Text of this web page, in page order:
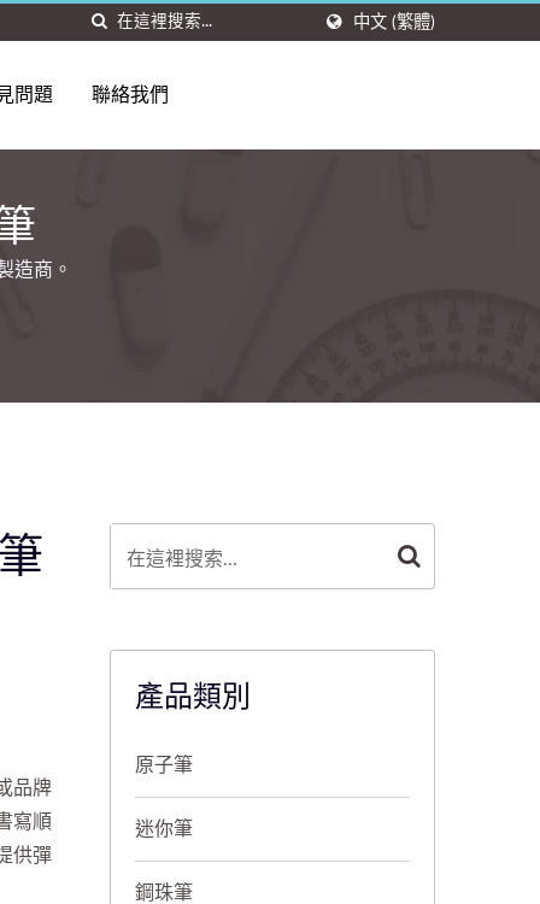
中文 (繁體)
問題 聯絡我們
造商。
品牌
寫順
供彈
產品類別
原子筆
迷你筆
鋼珠筆